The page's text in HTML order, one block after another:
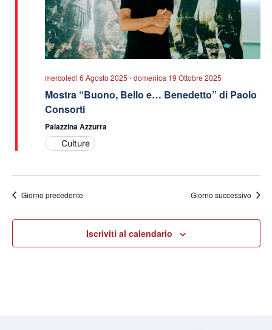
mercoledì 6 Agosto 2025 -domenica 19 Ottobre 2025
Mostra “Buono, Bello e… Benedetto” di Paolo
Consorti
Palazzina Azzurra
Culture
Giorno precedente Giorno successivo
Iscriviti al calendario